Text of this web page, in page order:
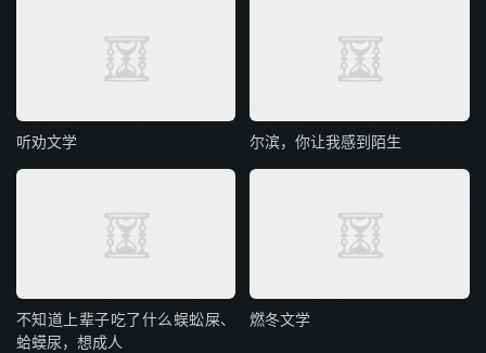
听劝文学 尔滨，你让我感到陌生
不知道上辈子吃了什么蜈蚣屎、
蛤蟆尿，想成人
燃冬文学